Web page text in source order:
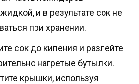
и в результате сок не
при хранении.
сок до кипения и разлейте
нагретые бутылки.
крышки, используя